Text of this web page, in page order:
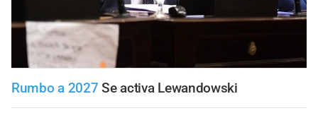
Rumbo a 2027 Se activa Lewandowski